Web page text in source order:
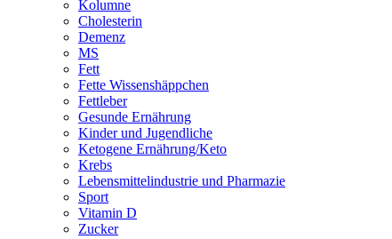
Kolumne
Cholesterin
Demenz
MS
Fett
Fette Wissenshäppchen
Fettleber
Gesunde Ernährung
Kinder und Jugendliche
Ketogene Ernährung/Keto
Krebs
Lebensmittelindustrie und Pharmazie
Sport
Vitamin D
Zucker